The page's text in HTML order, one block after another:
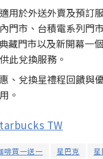
用於外送外賣及預訂
門市、台積電系列門
藏門市以及新開幕一
此兌換服務。
、兌換星禮程回饋與
。
TW
啡買一送一 星巴克